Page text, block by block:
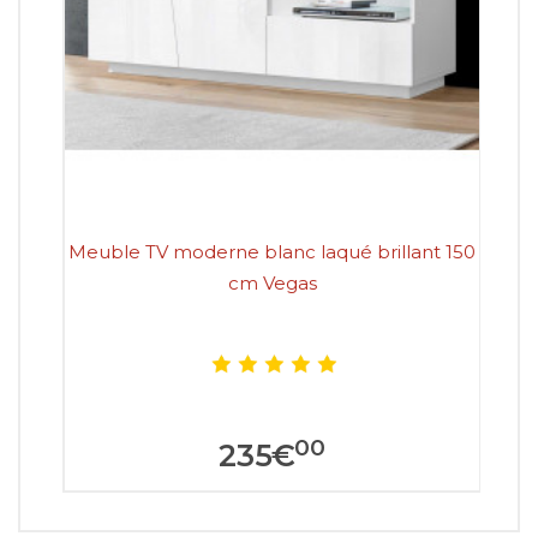
Meuble TV moderne blanc laqué brillant 150
cm Vegas
235€00